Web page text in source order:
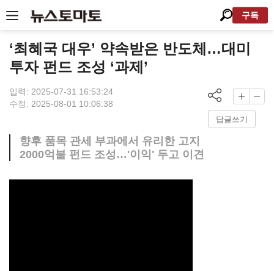
구독
‘최혜국 대우’ 약속받은 반도체…대미
투자 펀드 조성 ‘과제’
입력: 2025-07-31 16:53:24
수정: 2025-08-01 10:06:38
답글쓰기
향후 품목 관세 부과에서 유리한 고지
2000억불 펀드 조성…'이익' 두고 이견